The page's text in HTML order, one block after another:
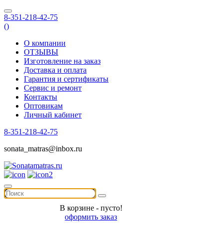
8-351-218-42-75
()
О компании
ОТЗЫВЫ
Изготовление на заказ
Доставка и оплата
Гарантия и сертификаты
Сервис и ремонт
Контакты
Оптовикам
Личный кабинет
8-351-218-42-75
sonata_matras@inbox.ru
В корзине - пусто!
оформить заказ